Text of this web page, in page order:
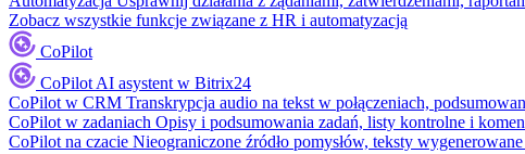
Zobacz wszystkie funkcje związane z HR i automatyzacją
CoPilot
CoPilot AI asystent w Bitrix24
CoPilot w CRM Transkrypcja audio na tekst w połączeniach,
CoPilot w zadaniach Opisy i podsumowania zadań, listy kontrolne i
CoPilot na czacie Nieograniczone źródło pomysłów, teksty